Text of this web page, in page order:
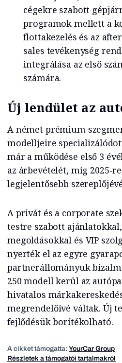
cégekre szabott
programok mellett a
flottakezelés és az after
sales tevékenység
integrálása az első
számára.
Új lendület az
A német prémium
modelljeire
már a működése első 3
az árbevételét, míg 2025-
legjelentősebb
A privát és a corporate
testre szabott
megoldásokkal és VIP
nyerték el az egyre
partnerállományuk
250 modell kerül az
hivatalos
megrendelőivé váltak. Új
fejlődésük borítékolható.
A cikket támogatta: YourCar Group
Részletek a támogatói tartalmakról